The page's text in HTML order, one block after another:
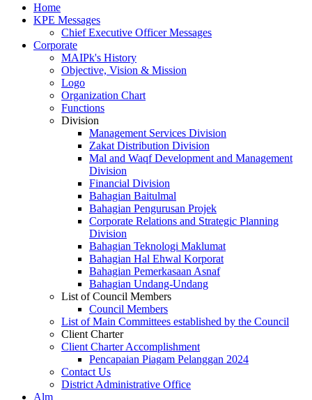
Home
KPE Messages
Chief Executive Officer Messages
Corporate
MAIPk's History
Objective, Vision & Mission
Logo
Organization Chart
Functions
Division
Management Services Division
Zakat Distribution Division
Mal and Waqf Development and Management
Division
Financial Division
Bahagian Baitulmal
Bahagian Pengurusan Projek
Corporate Relations and Strategic Planning
Division
Bahagian Teknologi Maklumat
Bahagian Hal Ehwal Korporat
Bahagian Pemerkasaan Asnaf
Bahagian Undang-Undang
List of Council Members
Council Members
List of Main Committees established by the Council
Client Charter
Client Charter Accomplishment
Pencapaian Piagam Pelanggan 2024
Contact Us
District Administrative Office
Alm